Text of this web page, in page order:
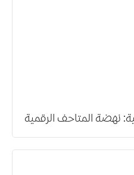
نهضة المتاحف الرقمية